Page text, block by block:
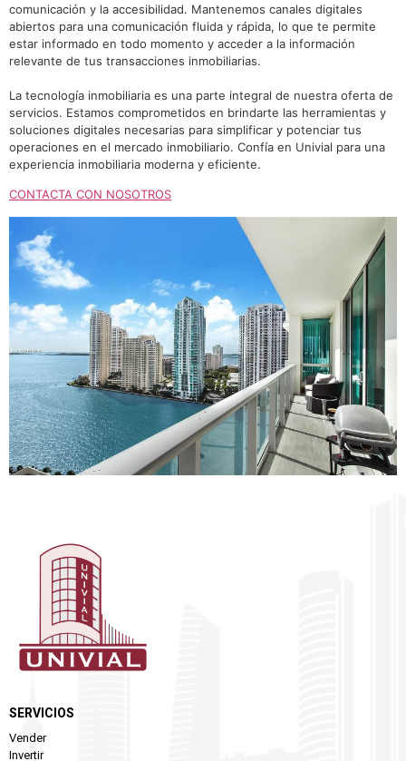
comunicación y la accesibilidad. Mantenemos canales digitales
abiertos para una comunicación fluida y rápida, lo que te permite
estar informado en todo momento y acceder a la información
relevante de tus transacciones inmobiliarias.
La tecnología inmobiliaria es una parte integral de nuestra oferta de
servicios. Estamos comprometidos en brindarte las herramientas y
soluciones digitales necesarias para simplificar y potenciar tus
operaciones en el mercado inmobiliario. Confía en Univial para una
experiencia inmobiliaria moderna y eficiente.
CONTACTA CON NOSOTROS
SERVICIOS
Vender
Invertir